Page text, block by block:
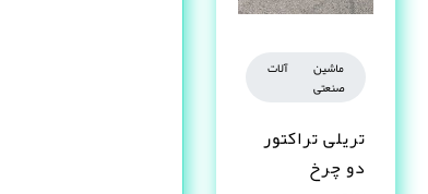
ماشین آلات
صنعتی
تریلی تراکتور
دو چرخ